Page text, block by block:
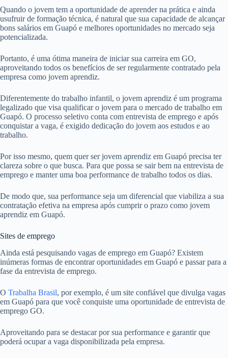
Quando o jovem tem a oportunidade de aprender na prática e ainda
usufruir de formação técnica, é natural que sua capacidade de alcançar
bons salários em Guapó e melhores oportunidades no mercado seja
potencializada.
Portanto, é uma ótima maneira de iniciar sua carreira em GO,
aproveitando todos os benefícios de ser regularmente contratado pela
empresa como jovem aprendiz.
Diferentemente do trabalho infantil, o jovem aprendiz é um programa
legalizado que visa qualificar o jovem para o mercado de trabalho em
Guapó. O processo seletivo conta com entrevista de emprego e após
conquistar a vaga, é exigido dedicação do jovem aos estudos e ao
trabalho.
Por isso mesmo, quem quer ser jovem aprendiz em Guapó precisa ter
clareza sobre o que busca. Para que possa se sair bem na entrevista de
emprego e manter uma boa performance de trabalho todos os dias.
De modo que, sua performance seja um diferencial que viabiliza a sua
contratação efetiva na empresa após cumprir o prazo como jovem
aprendiz em Guapó.
Sites de emprego
Ainda está pesquisando vagas de emprego em Guapó? Existem
inúmeras formas de encontrar oportunidades em Guapó e passar para a
fase da entrevista de emprego.
O Trabalha Brasil, por exemplo, é um site confiável que divulga vagas
em Guapó para que você conquiste uma oportunidade de entrevista de
emprego GO.
Aproveitando para se destacar por sua performance e garantir que
poderá ocupar a vaga disponibilizada pela empresa.